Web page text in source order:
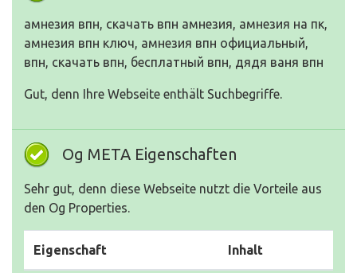
амнезия впн, скачать впн амнезия, амнезия на пк,
амнезия впн ключ, амнезия впн официальный,
впн, скачать впн, бесплатный впн, дядя ваня впн
Gut, denn Ihre Webseite enthält Suchbegriffe.
Og META Eigenschaften
Sehr gut, denn diese Webseite nutzt die Vorteile aus
den Og Properties.
Eigenschaft Inhalt